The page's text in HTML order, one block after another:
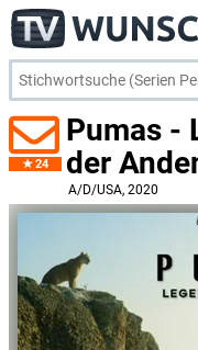
24
Pumas -
der
A/D/USA, 2020